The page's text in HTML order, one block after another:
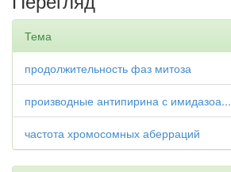
Тема
продолжительность фаз митоза
производные антипирина с имидазоа...
частота хромосомных аберраций